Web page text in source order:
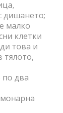
дишането;
малко
клетки
това и
тялото,
по два